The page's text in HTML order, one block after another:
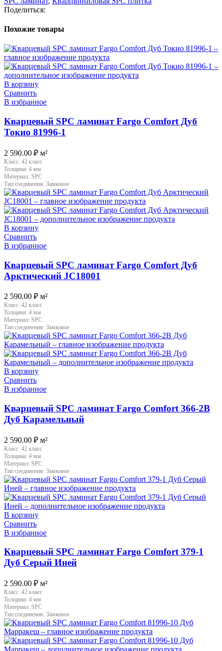
Поделиться:
Похожие товары
В корзину
Сравнить
В избранное
Кварцевый SPC ламинат Fargo Comfort Дуб
Токио 81996-1
2 590.00 ₽ м²
Класс: 42 класс
Толщина: 4 мм
Материал: SPC
Тип соединения: Замковое
В корзину
Сравнить
В избранное
Кварцевый SPC ламинат Fargo Comfort Дуб
Арктический JC18001
2 590.00 ₽ м²
Класс: 42 класс
Толщина: 4 мм
Материал: SPC
Тип соединения: Замковое
В корзину
Сравнить
В избранное
Кварцевый SPC ламинат Fargo Comfort 366-2B
Дуб Карамельный
2 590.00 ₽ м²
Класс: 42 класс
Толщина: 4 мм
Материал: SPC
Тип соединения: Замковое
В корзину
Сравнить
В избранное
Кварцевый SPC ламинат Fargo Comfort 379-1
Дуб Серый Иней
2 590.00 ₽ м²
Класс: 42 класс
Толщина: 4 мм
Материал: SPC
Тип соединения: Замковое